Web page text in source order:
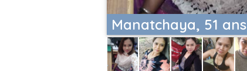
Manatchaya, 51 ans